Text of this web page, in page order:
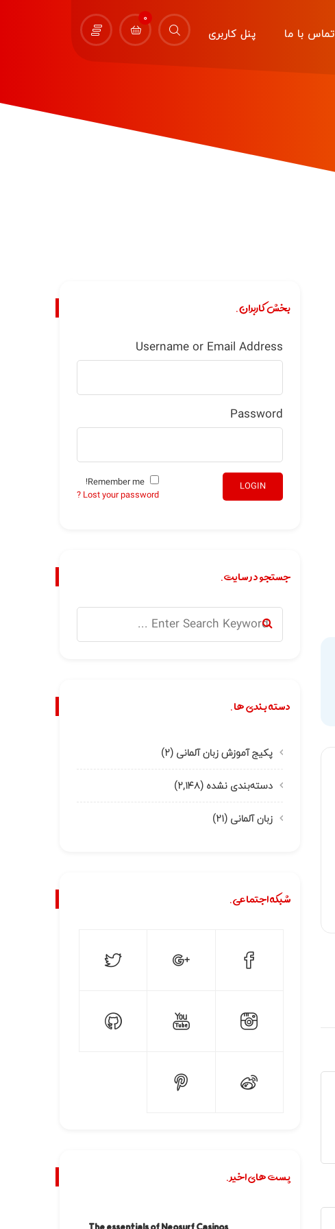
تماس با ما پنل کاربری
0
بخش کاربران.
Username or Email Address
Password
LOGIN
Lost your password ?
جستجو در سایت.
دسته بندی ها.
پکیج آموزش زبان آلمانی (۲)
دسته‌بندی نشده (۲,۱۴۸)
زبان آلمانی (۲۱)
شبکه اجتماعی.
پست های اخیر.